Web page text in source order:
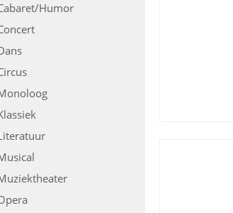
Humor